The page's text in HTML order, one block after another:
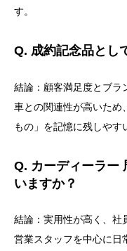
す。
Q. 成約記念品とし
結論：顧客満足度とブラ
車との関連性が高いため
もの」を記憶に残しやす
Q. カーディーラー
いますか？
結論：実用性が高く、社
営業スタッフを中心に日